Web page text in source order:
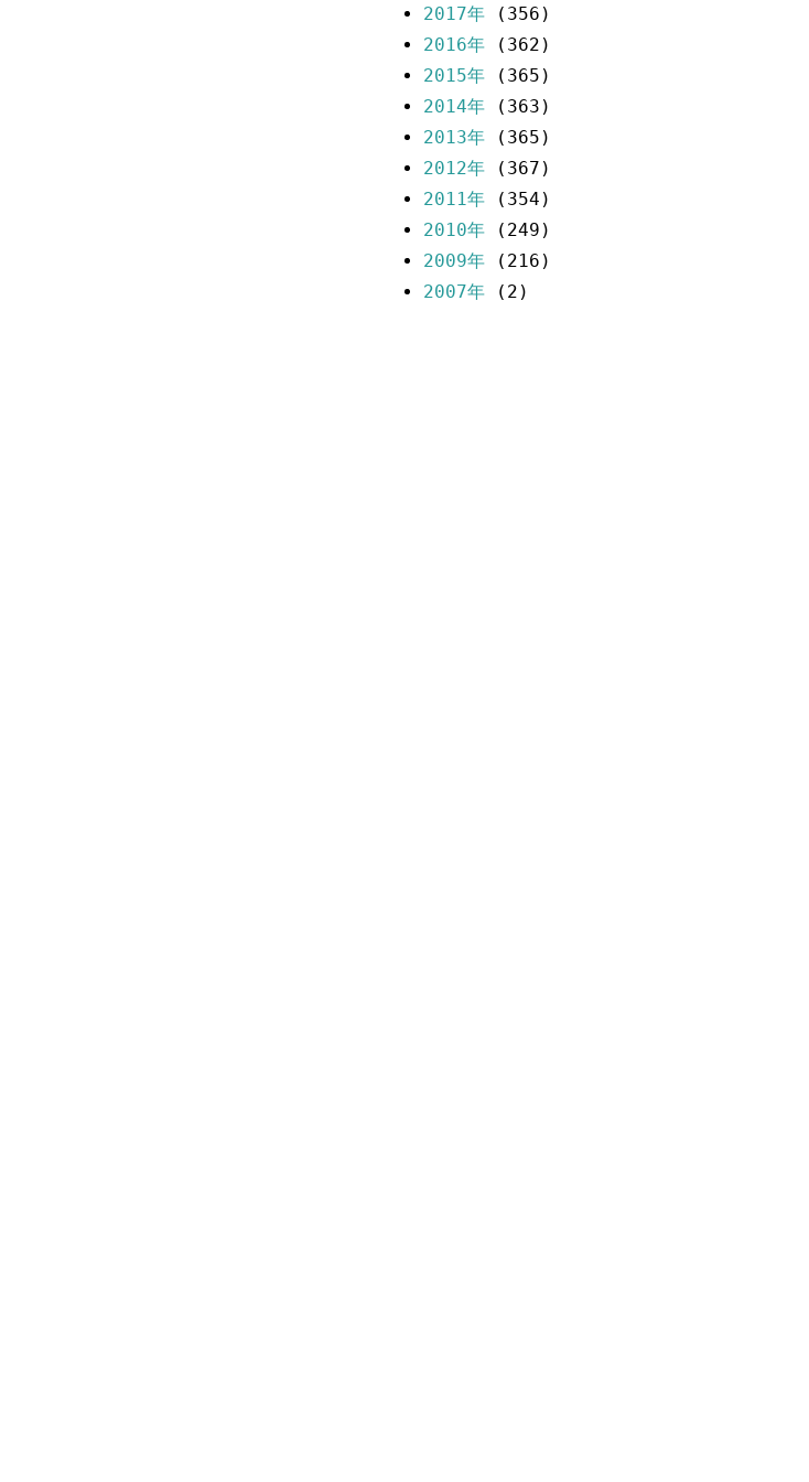
2017年(356)
2016年(362)
2015年(365)
2014年(363)
2013年(365)
2012年(367)
2011年(354)
2010年(249)
2009年(216)
2007年(2)